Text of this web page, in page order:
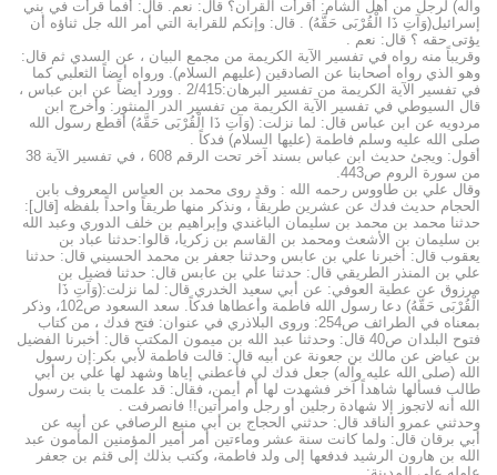
وآله) لرجل من أهل الشام: أقرأت القرآن؟ قال: نعم. قال: أفما قرأت في بني
إسرائيل(وَآتِ ذَا الْقُرْبَى حَقَّهُ) . قال: وإنكم للقرابة التي أمر الله جل ثناؤه أن
يؤتى حقه ؟ قال: نعم .
وقريباً منه رواه في تفسير الآية الكريمة من مجمع البيان ، عن السدي ثم قال:
وهو الذي رواه أصحابنا عن الصادقين (عليهم السلام). ورواه أيضاً الثعلبي كما
في تفسير الآية الكريمة من تفسير البرهان:2/415 . وورد أيضاً عن ابن عباس ،
قال السيوطي في تفسير الآية الكريمة من تفسير الدر المنثور: وأخرج ابن
مردويه عن ابن عباس قال: لما نزلت: (وَآتِ ذَا الْقُرْبَى حَقَّهُ) أقطع رسول الله
صلى الله عليه وسلم فاطمة (عليها السلام) فدكاً .
أقول: ويجئ حديث ابن عباس بسند آخر تحت الرقم 608 ، في تفسير الآية 38
من سورة الروم ص443.
وقال علي بن طاووس رحمه الله : وقد روى محمد بن العباس المعروف بابن
الحجام حديث فدك عن عشرين طريقاً ، ونذكر منها طريقاً واحداً بلفظه [قال]:
حدثنا محمد بن محمد بن سليمان الباغندي وإبراهيم بن خلف الدوري وعبد الله
بن سليمان بن الأشعث ومحمد بن القاسم بن زكريا، قالوا:حدثنا عباد بن
يعقوب قال: أخبرنا علي بن عابس وحدثنا جعفر بن محمد الحسيني قال: حدثنا
علي بن المنذر الطريقي قال: حدثنا علي بن عابس قال: حدثنا فضيل بن
مرزوق عن عطية العوفي: عن أبي سعيد الخدري قال: لما نزلت:(وَآتِ ذَا
الْقُرْبَى حَقَّهُ) دعا رسول الله فاطمة وأعطاها فدكاً. سعد السعود ص102، وذكر
بمعناه في الطرائف ص254: وروى البلاذري في عنوان: فتح فدك ، من كتاب
فتوح البلدان ص40 قال: وحدثنا عبد الله بن ميمون المكتب قال: أخبرنا الفضيل
بن عياض عن مالك بن جعونة عن أبيه قال: قالت فاطمة لأبي بكر:إن رسول
الله (صلى الله عليه وآله) جعل فدك لي فأعطني إياها وشهد لها علي بن أبي
طالب فسألها شاهداً آخر فشهدت لها أم أيمن، فقال: قد علمت يا بنت رسول
الله أنه لاتجوز إلا شهادة رجلين أو رجل وامرأتين!! فانصرفت .
وحدثني عمرو الناقد قال: حدثني الحجاج بن أبي منيع الرصافي عن أبيه عن
أبي برقان قال: ولما كانت سنة عشر وماءتين أمر أمير المؤمنين المأمون عبد
الله بن هارون الرشيد فدفعها إلى ولد فاطمة، وكتب بذلك إلى قثم بن جعفر